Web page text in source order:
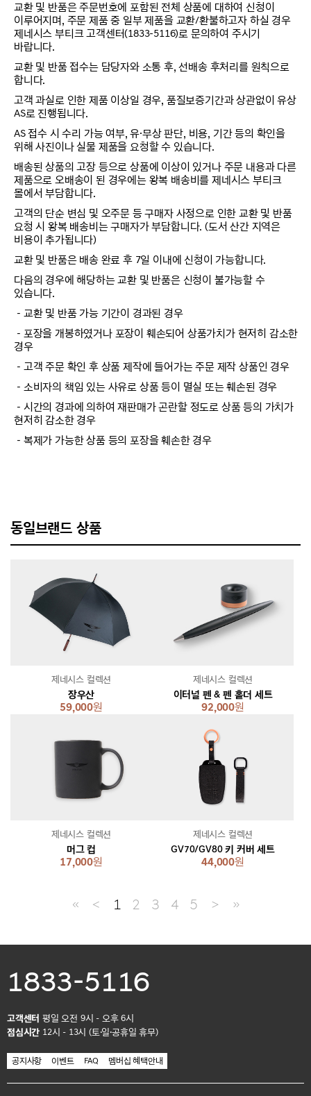
교환 및 반품은 주문번호에 포함된 전체 상품에 대하여 신청이
이루어지며, 주문 제품 중 일부 제품을 교환/환불하고자 하실 경우
제네시스 부티크 고객센터(1833-5116)로 문의하여 주시기
바랍니다.
교환 및 반품 접수는 담당자와 소통 후, 선배송 후처리를 원칙으로
합니다.
고객 과실로 인한 제품 이상일 경우, 품질보증기간과 상관없이 유상
AS로 진행됩니다.
AS 접수 시 수리 가능 여부, 유·무상 판단, 비용, 기간 등의 확인을
위해 사진이나 실물 제품을 요청할 수 있습니다.
배송된 상품의 고장 등으로 상품에 이상이 있거나 주문 내용과 다른
제품으로 오배송이 된 경우에는 왕복 배송비를 제네시스 부티크
몰에서 부담합니다.
고객의 단순 변심 및 오주문 등 구매자 사정으로 인한 교환 및 반품
요청 시 왕복 배송비는 구매자가 부담합니다. (도서 산간 지역은
비용이 추가됩니다)
교환 및 반품은 배송 완료 후 7일 이내에 신청이 가능합니다.
다음의 경우에 해당하는 교환 및 반품은 신청이 불가능할 수
있습니다.
－교환 및 반품 가능 기간이 경과된 경우
－포장을 개봉하였거나 포장이 훼손되어 상품가치가 현저히 감소한
경우
－고객 주문 확인 후 상품 제작에 들어가는 주문 제작 상품인 경우
－소비자의 책임 있는 사유로 상품 등이 멸실 또는 훼손된 경우
－시간의 경과에 의하여 재판매가 곤란할 정도로 상품 등의 가치가
현저히 감소한 경우
－복제가 가능한 상품 등의 포장을 훼손한 경우
동일브랜드 상품
장우산
59,000원
제네시스 컬렉션
이터널 펜 & 펜 홀더 세트
92,000원
제네시스 컬렉션
머그 컵
17,000원
제네시스 컬렉션
GV70/GV80 키 커버 세트
44,000원
제네시스 컬렉션
≪ ＜ 1 2 3 4 5 ＞ ≫
1833-5116
고객센터 평일 오전 9시 - 오후 6시
점심시간 12시 - 13시 (토·일·공휴일 휴무)
공지사항 이벤트 FAQ 멤버십 혜택안내